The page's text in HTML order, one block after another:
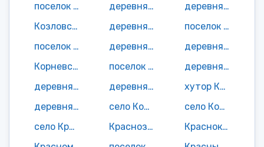
поселок Кирпичный Завод
деревня Кожемяки
деревня Козловка
Козловский поселок
деревня Козорезовка
поселок Колбасовка
поселок Колос
деревня Копылы
деревня Корнево
Корневский поселок
поселок Королевка
деревня Коростелево
деревня Короткие
деревня Космово
хутор Коста
деревня Котелки
село Котляково
село Котовка
село Красная Слобода
Краснознаменский поселок
Красноказацкий поселок